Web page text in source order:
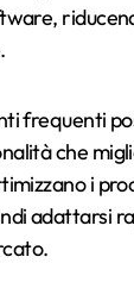
frequenti
che
i
adattarsi